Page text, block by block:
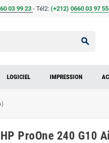
03 99 23 - Tél2: (+212) 0660 03 97 55
search
LOGICIEL IMPRESSION
ProOne 240 G10